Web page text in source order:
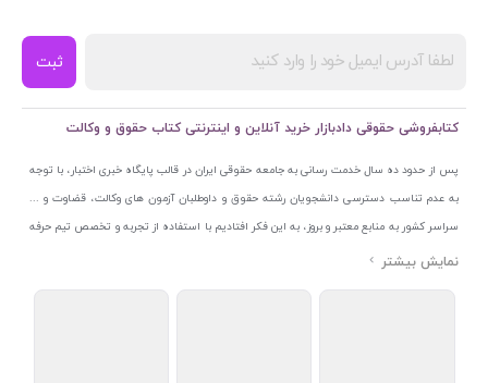
ثبت
کتابفروشی حقوقی دادبازار خرید آنلاین و اینترنتی کتاب حقوق و وکالت
پس از حدود ده سال خدمت رسانی به جامعه حقوقی ایران در قالب پایگاه خبری اختبار، با توجه
به عدم تناسب دسترسی دانشجویان رشته حقوق و داوطلبان آزمون های وکالت، قضاوت و ...
سراسر کشور به منابع معتبر و بروز، به این فکر افتادیم با استفاده از تجربه و تخصص تیم حرفه
ای اختبار خدمتی جدید به جامعه حقوقی ایران ارائه کنیم. به این منظور با راه اندازی و تجهیز